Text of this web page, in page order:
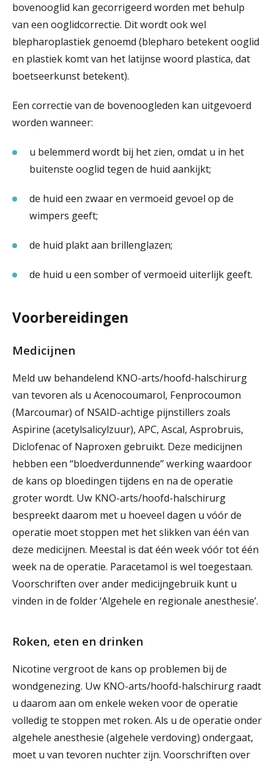
bovenooglid kan gecorrigeerd worden met behulp
van een ooglidcorrectie. Dit wordt ook wel
blepharoplastiek genoemd (blepharo betekent ooglid
en plastiek komt van het latijnse woord plastica, dat
boetseerkunst betekent).
Een correctie van de bovenoogleden kan uitgevoerd
worden wanneer:
u belemmerd wordt bij het zien, omdat u in het
buitenste ooglid tegen de huid aankijkt;
de huid een zwaar en vermoeid gevoel op de
wimpers geeft;
de huid plakt aan brillenglazen;
de huid u een somber of vermoeid uiterlijk geeft.
Voorbereidingen
Medicijnen
Meld uw behandelend KNO-arts/hoofd-halschirurg
van tevoren als u Acenocoumarol, Fenprocoumon
(Marcoumar) of NSAID-achtige pijnstillers zoals
Aspirine (acetylsalicylzuur), APC, Ascal, Asprobruis,
Diclofenac of Naproxen gebruikt. Deze medicijnen
hebben een “bloedverdunnende” werking waardoor
de kans op bloedingen tijdens en na de operatie
groter wordt. Uw KNO-arts/hoofd-halschirurg
bespreekt daarom met u hoeveel dagen u vóór de
operatie moet stoppen met het slikken van één van
deze medicijnen. Meestal is dat één week vóór tot één
week na de operatie. Paracetamol is wel toegestaan.
Voorschriften over ander medicijngebruik kunt u
vinden in de folder ‘Algehele en regionale anesthesie’.
Roken, eten en drinken
Nicotine vergroot de kans op problemen bij de
wondgenezing. Uw KNO-arts/hoofd-halschirurg raadt
u daarom aan om enkele weken voor de operatie
volledig te stoppen met roken. Als u de operatie onder
algehele anesthesie (algehele verdoving) ondergaat,
moet u van tevoren nuchter zijn. Voorschriften over